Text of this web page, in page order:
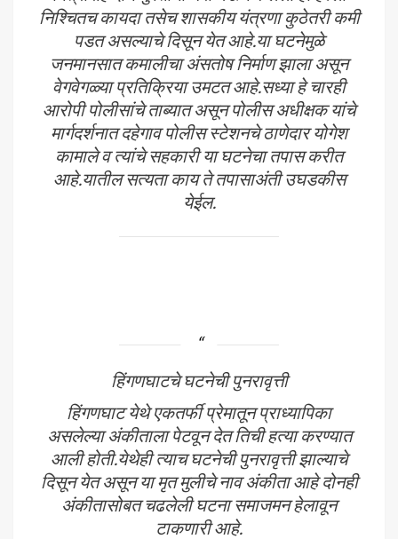
निश्चितच कायदा तसेच शासकीय यंत्रणा कुठेतरी कमी
पडत असल्याचे दिसून येत आहे.या घटनेमुळे
जनमानसात कमालीचा अंसतोष निर्माण झाला असून
वेगवेगळ्या प्रतिक्रिया उमटत आहे.सध्या हे चारही
आरोपी पोलीसांचे ताब्यात असून पोलीस अधीक्षक यांचे
मार्गदर्शनात दहेगाव पोलीस स्टेशनचे ठाणेदार योगेश
कामाले व त्यांचे सहकारी या घटनेचा तपास करीत
आहे.यातील सत्यता काय ते तपासाअंती उघडकीस
येईल.
हिंगणघाटचे घटनेची पुनरावृत्ती
हिंगणघाट येथे एकतर्फी प्रेमातून प्राध्यापिका
असलेल्या अंकीताला पेटवून देत तिची हत्या करण्यात
आली होती.येथेही त्याच घटनेची पुनरावृत्ती झाल्याचे
दिसून येत असून या मृत मुलीचे नाव अंकीता आहे दोनही
अंकीतासोबत चढलेली घटना समाजमन हेलावून
टाकणारी आहे.